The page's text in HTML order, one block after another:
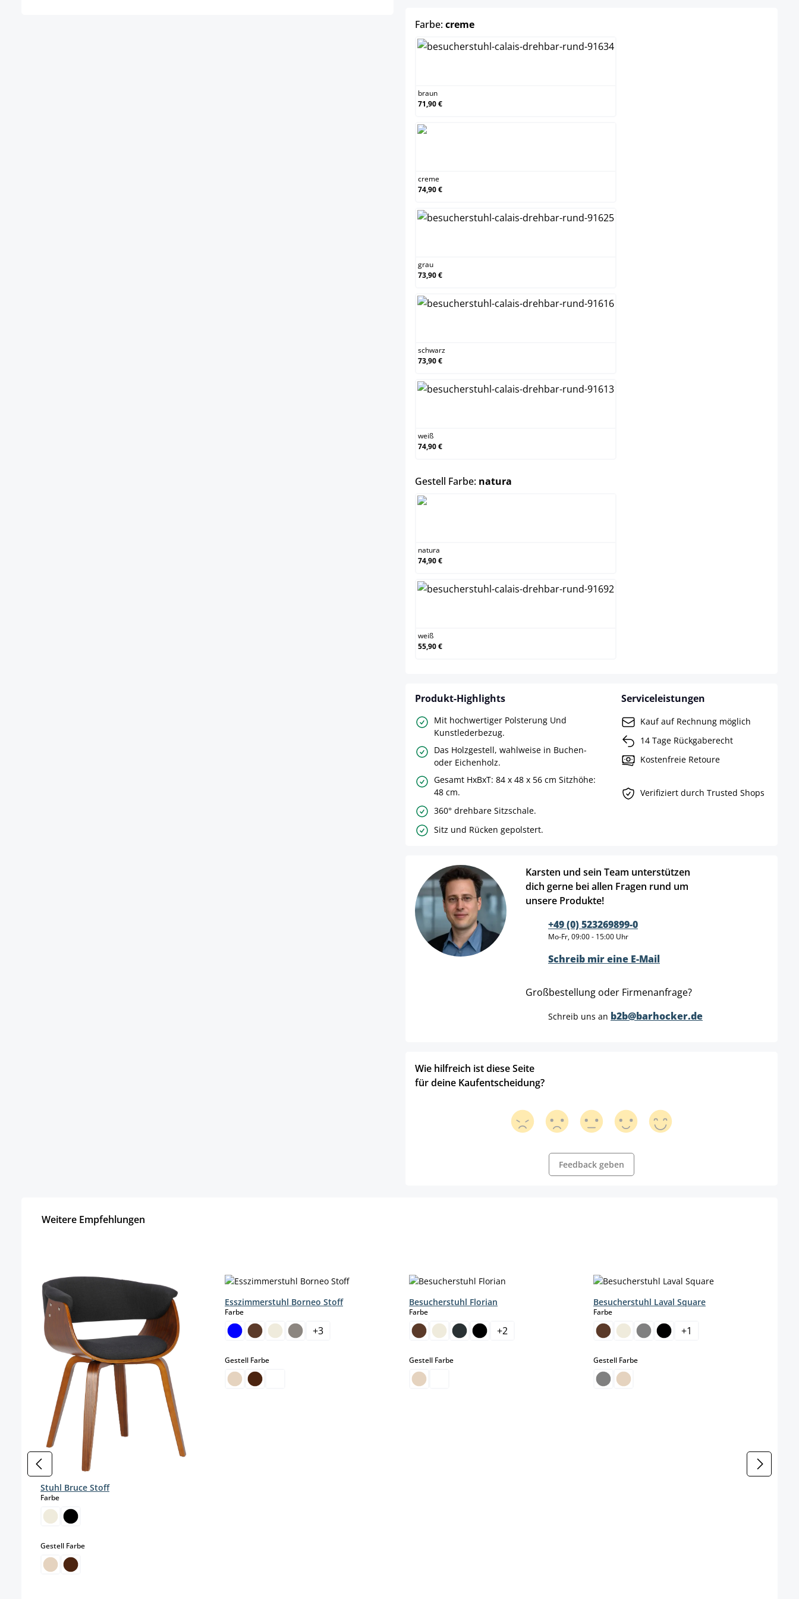
Farbe:cremeauswählen
braun
71,90 €
creme
74,90 €
grau
73,90 €
schwarz
73,90 €
weiß
74,90 €
Gestell Farbe: natura
natura
74,90 €
weiß
55,90 €
Produkt-Highlights
Mit hochwertiger Polsterung Und
Kunstlederbezug.
Das Holzgestell, wahlweise in Buchen-
oder Eichenholz.
Gesamt HxBxT: 84 x 48 x 56 cm Sitzhöhe:
48 cm.
360° drehbare Sitzschale.
Sitz und Rücken gepolstert.
Serviceleistungen
Kauf auf Rechnung möglich
14 Tage Rückgaberecht
Kostenfreie Retoure
Verifiziert durch Trusted Shops
Karsten und sein Team unterstützen
dich gerne bei allen Fragen rund um
unsere Produkte!
+49 (0) 523269899-0
Mo-Fr, 09:00 - 15:00 Uhr
Schreib mir eine E-Mail
Großbestellung oder Firmenanfrage?
Schreib uns an b2b@barhocker.de
Wie hilfreich ist diese Seite
für deine Kaufentscheidung?
Feedback geben
Weitere Empfehlungen
Stuhl Bruce Stoff
Farbeauswählen
Gestell Farbeauswählen
Esszimmerstuhl Borneo Stoff
Farbeauswählen
+3
Gestell Farbeauswählen
Besucherstuhl Florian
Farbeauswählen
+2
Gestell Farbeauswählen
Besucherstuhl Laval Square
Farbeauswählen
+1
Gestell Farbeauswählen